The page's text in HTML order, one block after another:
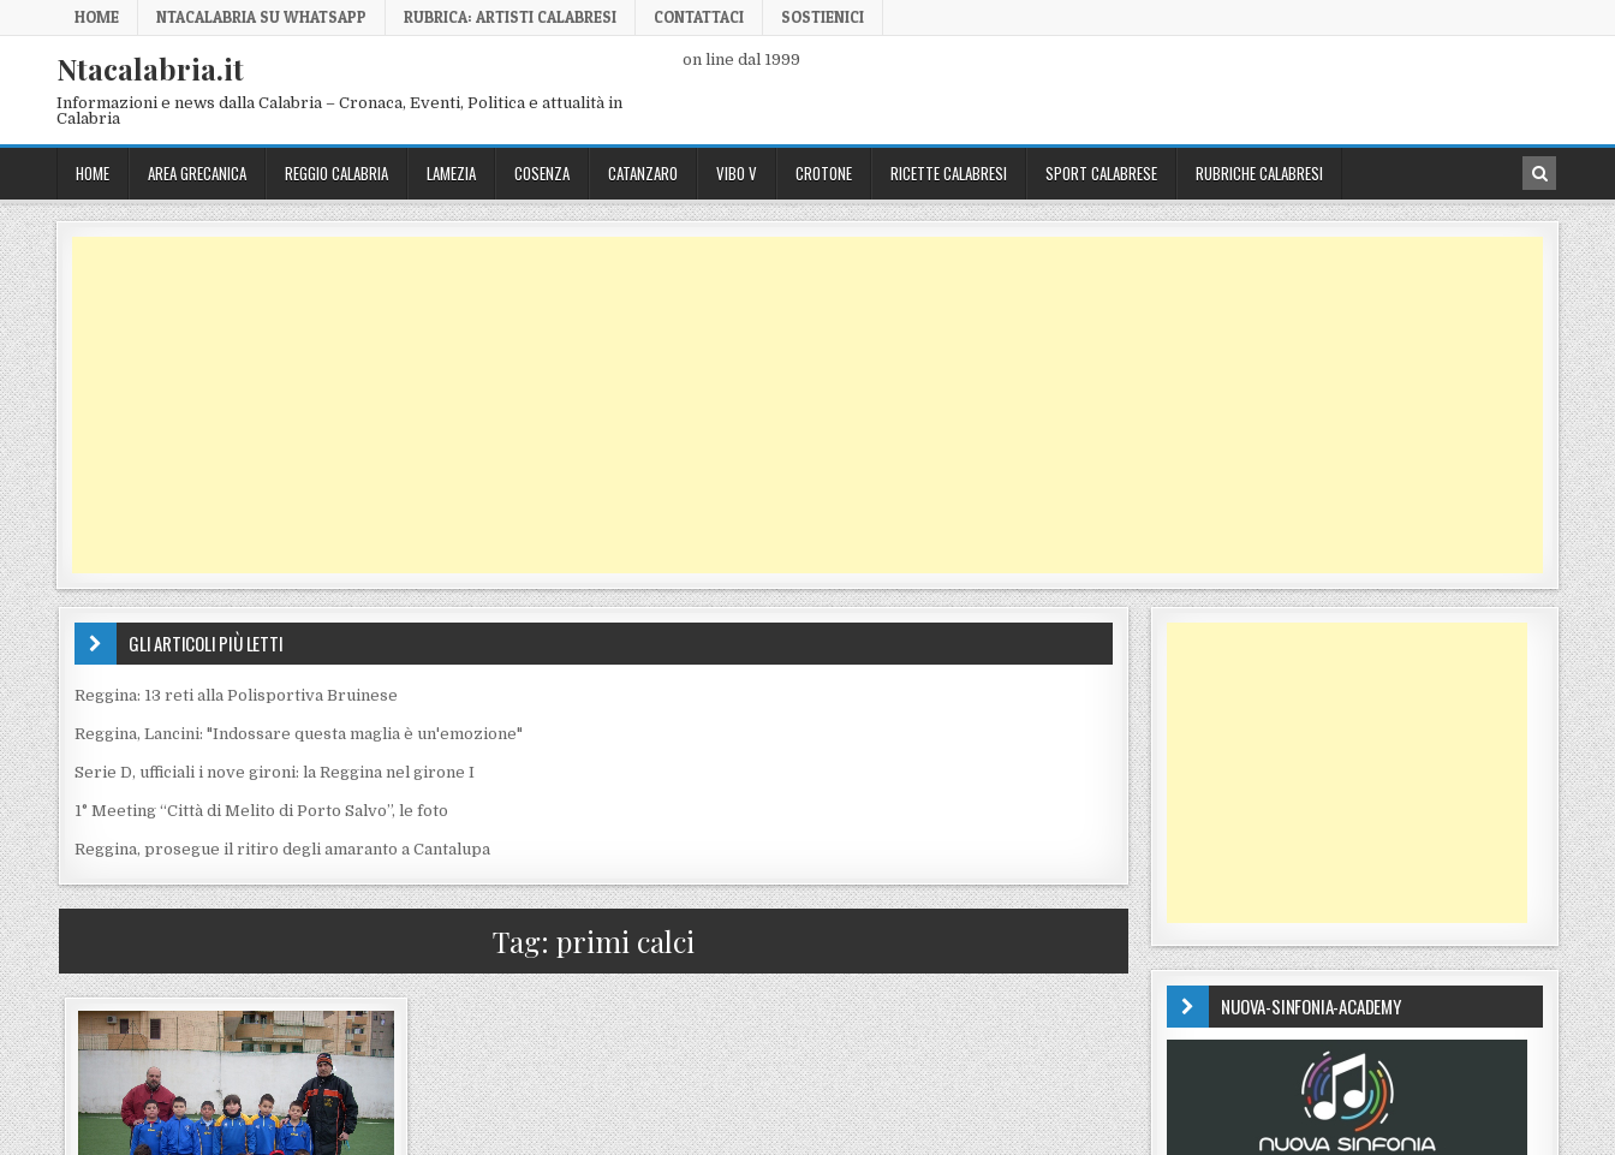
Skip to content
HOME NTACALABRIA SU WHATSAPP RUBRICA: ARTISTI CALABRESI CONTATTACI SOSTIENICI
Ntacalabria.it
Informazioni e news dalla Calabria – Cronaca, Eventi, Politica e attualità in
Calabria
on line dal 1999
HOME AREA GRECANICA REGGIO CALABRIA LAMEZIA COSENZA CATANZARO VIBO V CROTONE RICETTE CALABRESI SPORT CALABRESE RUBRICHE CALABRESI
GLI ARTICOLI PIÙ LETTI
Reggina: 13 reti alla Polisportiva Bruinese
Reggina, Lancini: "Indossare questa maglia è un'emozione"
Serie D, ufficiali i nove gironi: la Reggina nel girone I
1° Meeting “Città di Melito di Porto Salvo”, le foto
Reggina, prosegue il ritiro degli amaranto a Cantalupa
Tag:primi calci
NUOVA-SINFONIA-ACADEMY